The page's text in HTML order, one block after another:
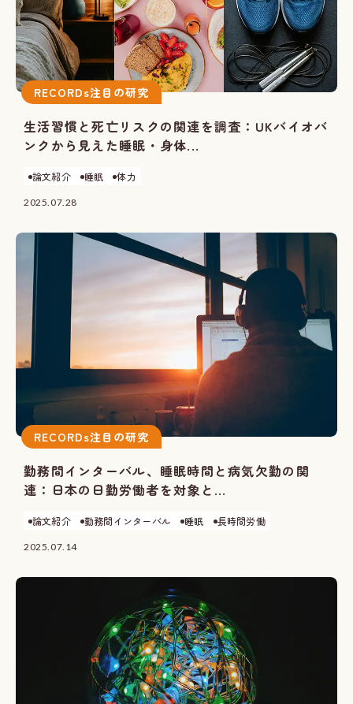
RECORDs注目の研究
生活習慣と死亡リスクの関連を調査：UKバイオバ
ンクから見えた睡眠・身体...
論文紹介 睡眠 体力
2025.07.28
RECORDs注目の研究
勤務間インターバル、睡眠時間と病気欠勤の関
連：日本の日勤労働者を対象と...
論文紹介 勤務間インターバル 睡眠 長時間労働
2025.07.14